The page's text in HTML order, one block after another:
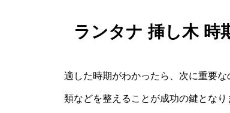
ランタナ 挿し木 時
適した時期がわかったら、次に重要
類などを整えることが成功の鍵とな